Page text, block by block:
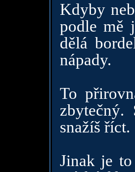
Kdyby
podle mě
dělá
nápady.
To
snažíš říct.
Jinak je